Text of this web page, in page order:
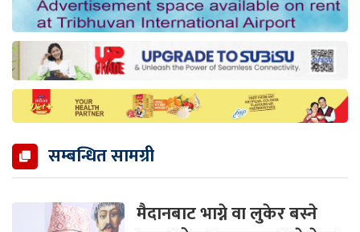
सम्बन्धित सामग्री
मैदानबाट भाग्ने वा लुकेर बस्ने